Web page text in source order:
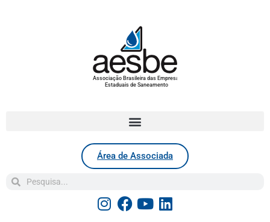
Associação Brasileira das Empresas
Estaduais de Saneamento
Área de Associada